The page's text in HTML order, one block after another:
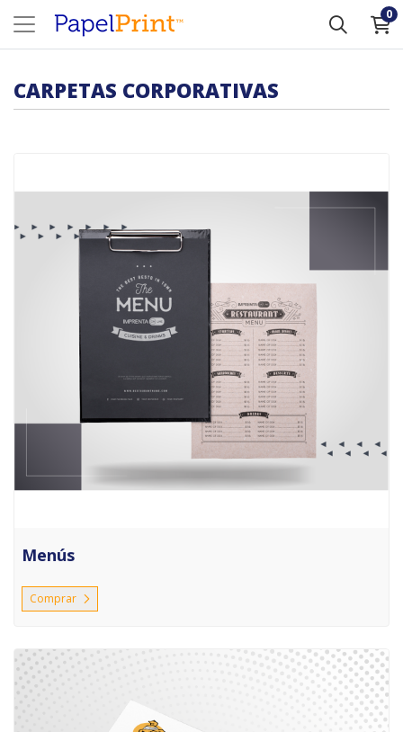
0
CARPETAS CORPORATIVAS
Menús
Comprar
Comprar Carnet veterinario